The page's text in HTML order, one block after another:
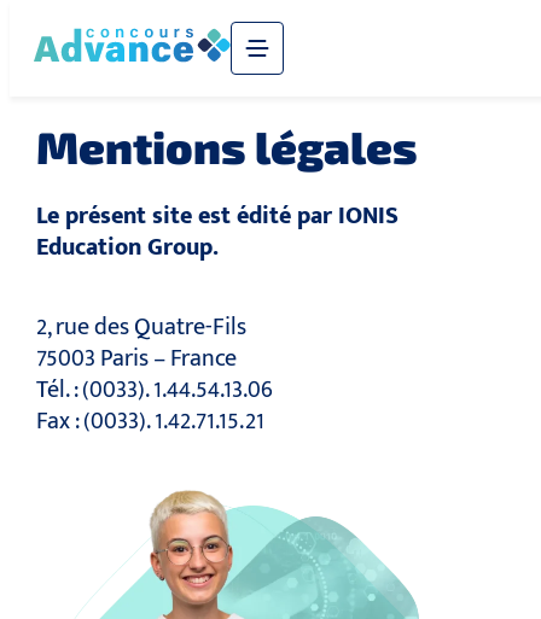
Mentions légales
Le présent site est édité par IONIS
Education Group.
2, rue des Quatre-Fils
75003 Paris – France
Tél. : (0033). 1.44.54.13.06
Fax : (0033). 1.42.71.15.21